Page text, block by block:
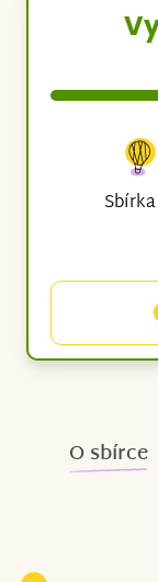
O sbírce